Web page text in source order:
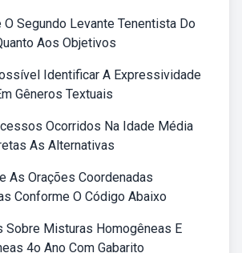
Segundo Levante Tenentista Do
Aos Objetivos
Identificar A Expressividade
Gêneros Textuais
Ocorridos Na Idade Média
As Alternativas
As Orações Coordenadas
Conforme O Código Abaixo
Sobre Misturas Homogêneas E
4o Ano Com Gabarito